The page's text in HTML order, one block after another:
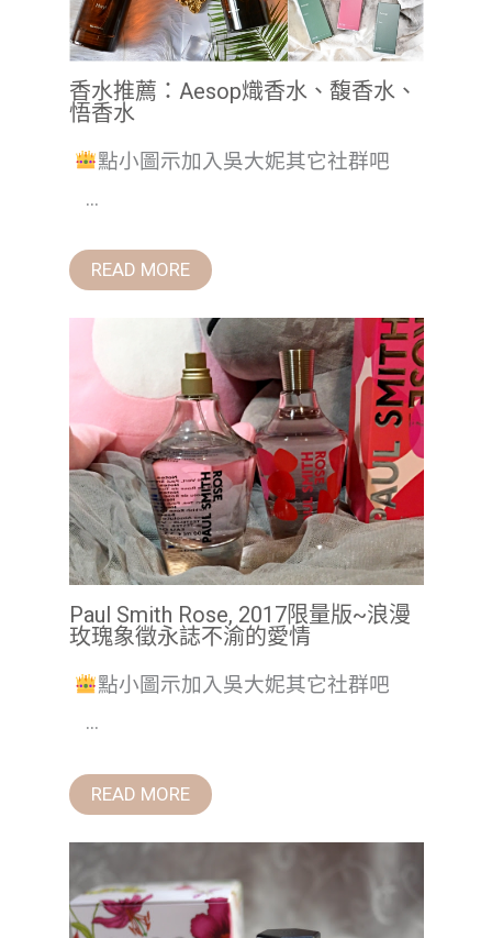
香水推薦：Aesop熾香水、馥香水、
悟香水
點小圖示加入吳大妮其它社群吧
...
READ MORE
Paul Smith Rose, 2017限量版~浪漫
玫瑰象徵永誌不渝的愛情
點小圖示加入吳大妮其它社群吧
...
READ MORE